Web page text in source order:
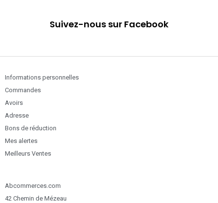
Suivez-nous sur Facebook
Informations personnelles
Commandes
Avoirs
Adresse
Bons de réduction
Mes alertes
Meilleurs Ventes
Abcommerces.com
42 Chemin de Mézeau